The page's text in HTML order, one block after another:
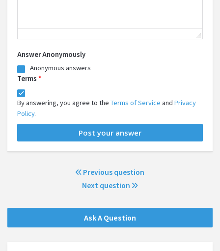
Answer Anonymously
Anonymous answers
Terms *
By answering, you agree to the Terms of Service and Privacy
Policy.
Previous question
Next question
Ask A Question